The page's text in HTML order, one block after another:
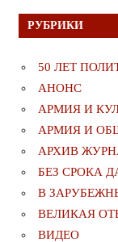
РУБРИКИ
50 ЛЕТ
АНОНС
АРМИЯ И
АРМИЯ И
АРХИВ
БЕЗ СРОКА
В
ВЕЛИКАЯ
ВИДЕО